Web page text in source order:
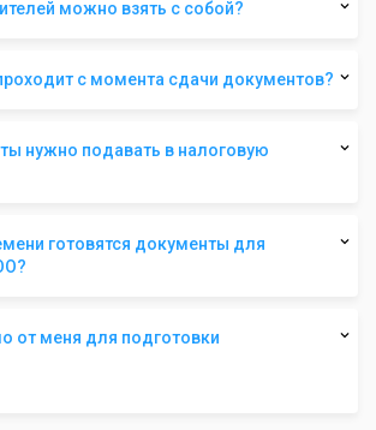
можно взять с собой?
с момента сдачи документов?
нужно подавать в налоговую
готовятся документы для
от меня для подготовки